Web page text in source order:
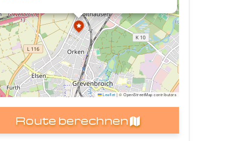
Leaflet |© OpenStreetMap contributors
Route berechnen